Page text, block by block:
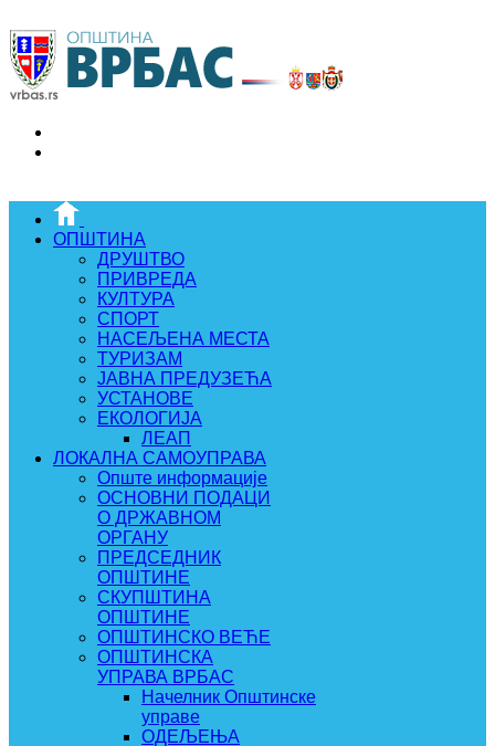
ОПШТИНА
ДРУШТВО
ПРИВРЕДА
КУЛТУРА
СПОРТ
НАСЕЉЕНА МЕСТА
ТУРИЗАМ
ЈАВНА ПРЕДУЗЕЋА
УСТАНОВЕ
ЕКОЛОГИЈА
ЛЕАП
ЛОКАЛНА САМОУПРАВА
Опште информације
ОСНОВНИ ПОДАЦИ
О ДРЖАВНОМ
ОРГАНУ
ПРЕДСЕДНИК
ОПШТИНЕ
СКУПШТИНА
ОПШТИНЕ
ОПШТИНСКО ВЕЋЕ
ОПШТИНСКА
УПРАВА ВРБАС
Начелник Општинске
управе
ОДЕЉЕЊА